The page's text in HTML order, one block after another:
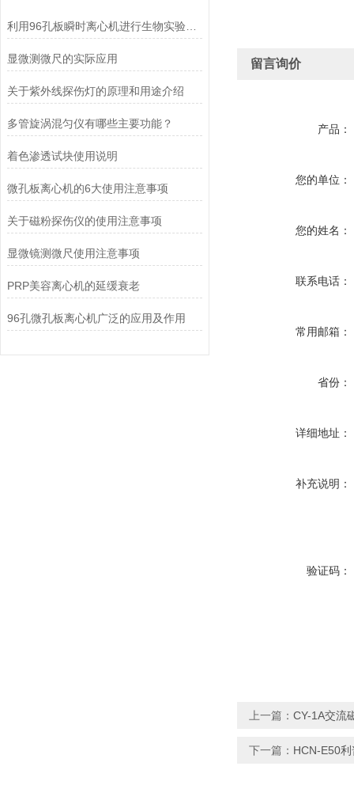
利用96孔板瞬时离心机进行生物实验的技巧与优势
显微测微尺的实际应用
关于紫外线探伤灯的原理和用途介绍
多管旋涡混匀仪有哪些主要功能？
着色渗透试块使用说明
微孔板离心机的6大使用注意事项
关于磁粉探伤仪的使用注意事项
显微镜测微尺使用注意事项
PRP美容离心机的延缓衰老
96孔微孔板离心机广泛的应用及作用
留言询价
产品：
您的单位：
您的姓名：
联系电话：
常用邮箱：
省份：
详细地址：
补充说明：
验证码：
上一篇： CY-1A交流
下一篇： HCN-E50